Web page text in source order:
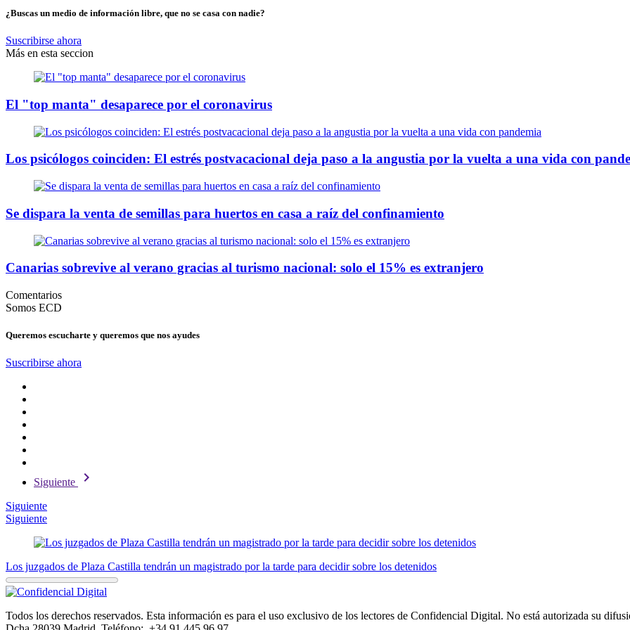
¿Buscas un medio de información libre, que no se casa con nadie?
Suscribirse ahora
Más en esta seccion
El "top manta" desaparece por el coronavirus
Los psicólogos coinciden: El estrés postvacacional deja paso a la angustia por la vuelta a una vida con
Se dispara la venta de semillas para huertos en casa a raíz del confinamiento
Canarias sobrevive al verano gracias al turismo nacional: solo el 15% es extranjero
Comentarios
Somos ECD
Queremos escucharte y queremos que nos ayudes
Suscribirse ahora
Siguiente chevron_right
Siguiente
Siguiente
Los juzgados de Plaza Castilla tendrán un magistrado por la tarde para decidir sobre los detenidos
Todos los derechos reservados. Esta información es para el uso exclusivo de los lectores de Confidencial Digital. No está autorizada su